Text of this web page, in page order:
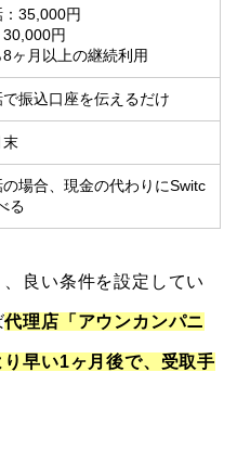
35,000円
円
ヶ月以上の継続利用
振込口座を伝えるだけ
末
場合、現金の代わりにSwitc
る
良い条件を設定してい
代理店「アウンカンパニ
早い1ヶ月後で、受取手